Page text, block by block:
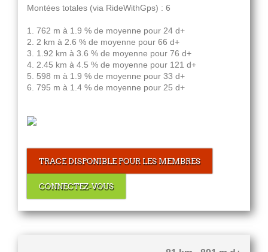
Montées totales (via RideWithGps) : 6
1. 762 m à 1.9 % de moyenne pour 24 d+
2. 2 km à 2.6 % de moyenne pour 66 d+
3. 1.92 km à 3.6 % de moyenne pour 76 d+
4. 2.45 km à 4.5 % de moyenne pour 121 d+
5. 598 m à 1.9 % de moyenne pour 33 d+
6. 795 m à 1.4 % de moyenne pour 25 d+
TRACE DISPONIBLE POUR LES MEMBRES
CONNECTEZ-VOUS